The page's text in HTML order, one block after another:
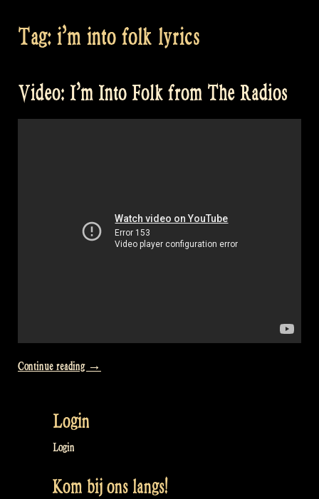
Tag: i’m into folk lyrics
Video: I’m Into Folk from The Radios
Continue reading “Video:
Folk
Radios”
→
Login
Login
Kom bij ons langs!